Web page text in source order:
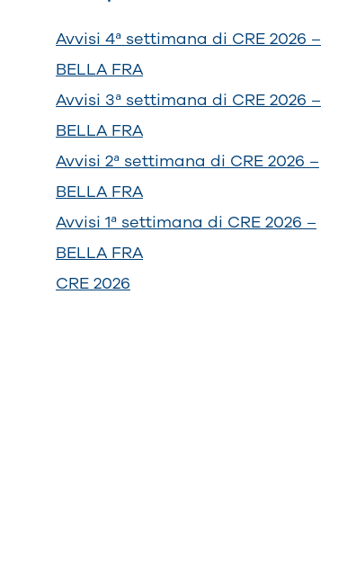
Avvisi 4ª settimana di CRE 2026 –
BELLA FRA
Avvisi 3ª settimana di CRE 2026 –
BELLA FRA
Avvisi 2ª settimana di CRE 2026 –
BELLA FRA
Avvisi 1ª settimana di CRE 2026 –
BELLA FRA
CRE 2026